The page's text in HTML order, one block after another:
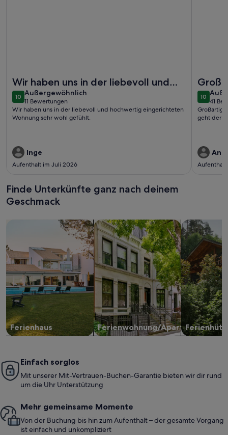
Wir haben uns in der liebevoll und
hochwertig eingerichteten Wohnung
sehr wohl gefühlt.
1010 von 10
Außergewöhnlich
außergewöhnlich
11 Bewertungen
(11
bewertungen)
Wir haben uns in der liebevoll und hochwertig eingerichteten
Wohnung sehr wohl gefühlt.
Inge
Aufenthalt im Juli 2026
geht
1010 von
41
(41
geht der
Finde Unterkünfte ganz nach deinem
Geschmack
Ferienhaus
Suche nach Ferienhäusern
Ferienwohnung/Apartment
Suche nach Ferienwohnungen oder
Suche nach
Einfach sorglos
Mit unserer Mit-Vertrauen-Buchen-Garantie bieten wir dir rund
um die Uhr Unterstützung
Mehr gemeinsame Momente
Von der Buchung bis hin zum Aufenthalt – der gesamte Vorgang
ist einfach und unkompliziert